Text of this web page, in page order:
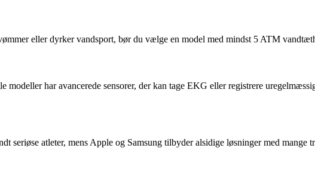
eller dyrker vandsport, bør du vælge en model med mindst 5 ATM
har avancerede sensorer, der kan tage EKG eller registrere
seriøse atleter, mens Apple og Samsung tilbyder alsidige løsninger med mange